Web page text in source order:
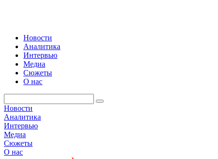
Новости
Аналитика
Интервью
Медиа
Сюжеты
О нас
Новости
Аналитика
Интервью
Медиа
Сюжеты
О нас